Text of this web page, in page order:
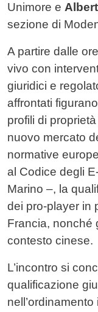
Unimore e
sezione di
A partire dalle
vivo con
giuridici e
affrontati
profili di
nuovo mercato
normative
al Codice degli
Marino –, la
dei pro-player in
Francia, nonché
contesto cinese.
L’incontro si
qualificazione